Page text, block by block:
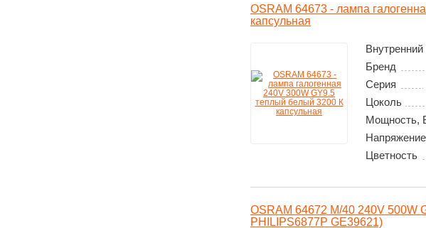
OSRAM 64673 - лампа
капсульная
Внутренний
Бренд
Серия
Цоколь
Мощность,
Цветность
OSRAM 64672 M/40 240V 500W
PHILIPS6877P GE39621)